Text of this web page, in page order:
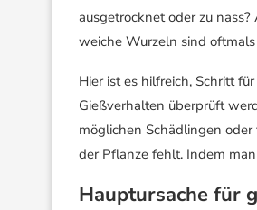
ausgetrocknet oder zu
weiche Wurzeln sind
Hier ist es hilfreich, Schritt
Gießverhalten überprüft
möglichen Schädlingen
der Pflanze fehlt. Indem
Hauptursache für